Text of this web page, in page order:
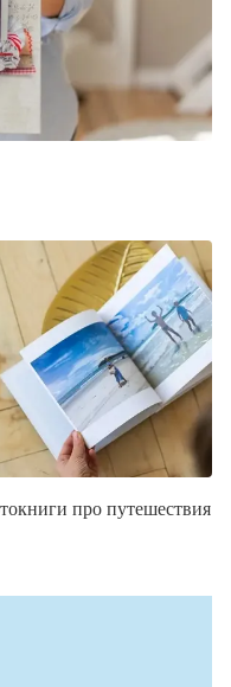
про путешествия